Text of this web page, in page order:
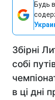
Будь
Збірні
собі
в ці дні